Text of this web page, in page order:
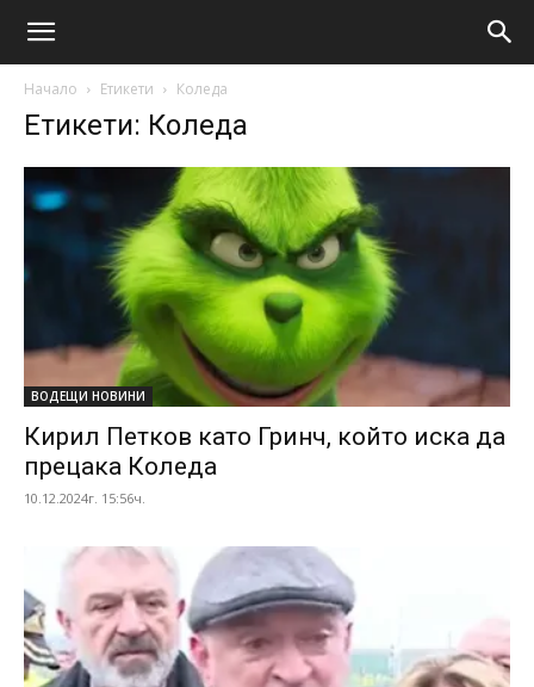
Начало Етикети Коледа
Етикети: Коледа
ВОДЕЩИ НОВИНИ
Кирил Петков като Гринч, който иска да
прецака Коледа
10.12.2024г. 15:56ч.